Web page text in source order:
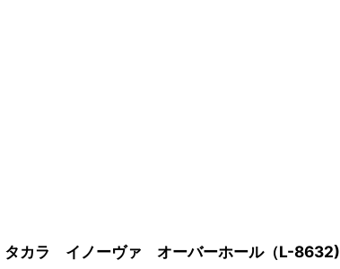
タカラ イノーヴァ オーバーホール（L-8632)